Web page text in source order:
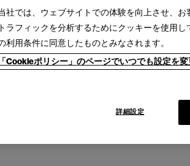
以来、インテリアの未来をデザインし続けてきた家具
造に始まり、その後豪華客船の内装などを手掛け、技
5０年代にはモダンファーニチャーの分野へと転身、
遍的なクオリティを支えるのは、高水準のテクノロジ
新的に続けられる斬新で大胆な製品開発と研究、著名
社では、ウェブサイトでの体験を向上させ、お
トラフィックを分析するためにクッキーを使用
利用条件に同意したものとみなされます。
「Cookieポリシー」のページでいつでも設定を
詳細設定